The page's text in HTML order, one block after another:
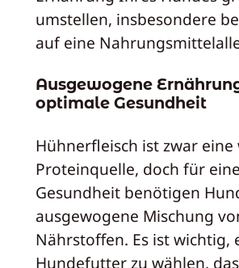
umstellen, insbesondere
auf eine
Ausgewogene
optimale Gesundheit
Hühnerfleisch ist zwar eine
Proteinquelle, doch für
Gesundheit benötigen
ausgewogene Mischung
Nährstoffen. Es ist wichtig,
Hundefutter zu wählen, das